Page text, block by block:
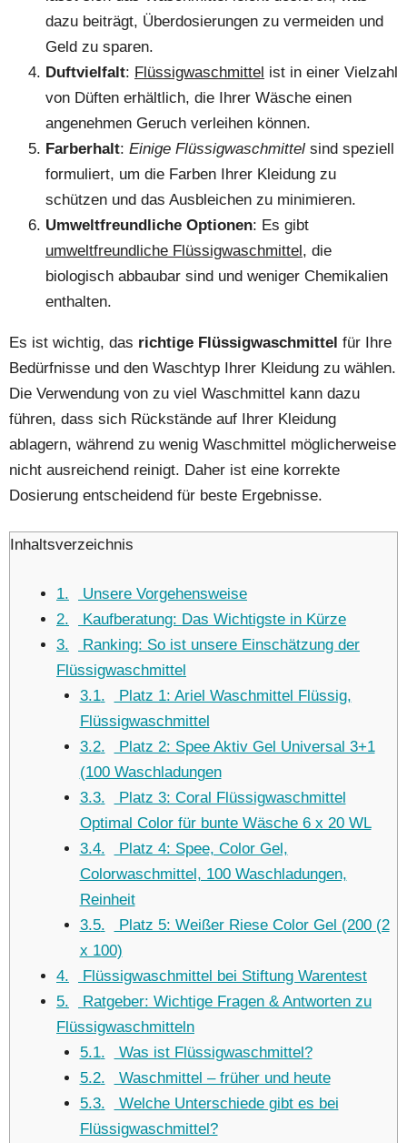
dazu beiträgt, Überdosierungen zu vermeiden und
Geld zu sparen.
Duftvielfalt: Flüssigwaschmittel ist in einer Vielzahl
von Düften erhältlich, die Ihrer Wäsche einen
angenehmen Geruch verleihen können.
Farberhalt: Einige Flüssigwaschmittel sind speziell
formuliert, um die Farben Ihrer Kleidung zu
schützen und das Ausbleichen zu minimieren.
Umweltfreundliche Optionen: Es gibt
umweltfreundliche Flüssigwaschmittel, die
biologisch abbaubar sind und weniger Chemikalien
enthalten.
Es ist wichtig, das richtige Flüssigwaschmittel für Ihre
Bedürfnisse und den Waschtyp Ihrer Kleidung zu wählen.
Die Verwendung von zu viel Waschmittel kann dazu
führen, dass sich Rückstände auf Ihrer Kleidung
ablagern, während zu wenig Waschmittel möglicherweise
nicht ausreichend reinigt. Daher ist eine korrekte
Dosierung entscheidend für beste Ergebnisse.
Inhaltsverzeichnis
1
Unsere Vorgehensweise
2
Kaufberatung: Das Wichtigste in Kürze
3
Ranking: So ist unsere Einschätzung der
Flüssigwaschmittel
3.1
Platz 1: Ariel Waschmittel Flüssig,
Flüssigwaschmittel
3.2
Platz 2: Spee Aktiv Gel Universal 3+1
(100 Waschladungen
3.3
Platz 3: Coral Flüssigwaschmittel
Optimal Color für bunte Wäsche 6 x 20 WL
3.4
Platz 4: Spee, Color Gel,
Colorwaschmittel, 100 Waschladungen,
Reinheit
3.5
Platz 5: Weißer Riese Color Gel (200 (2
x 100)
4
Flüssigwaschmittel bei Stiftung Warentest
5
Ratgeber: Wichtige Fragen & Antworten zu
Flüssigwaschmitteln
5.1
Was ist Flüssigwaschmittel?
5.2
Waschmittel – früher und heute
5.3
Welche Unterschiede gibt es bei
Flüssigwaschmittel?